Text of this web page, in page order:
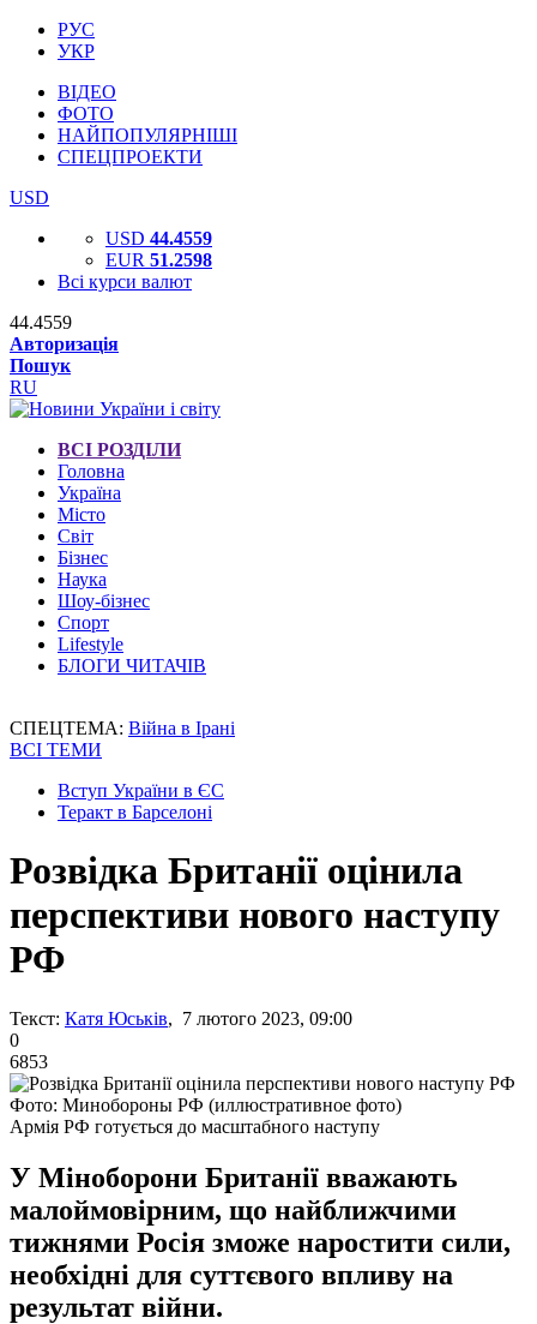
РУС
УКР
ВІДЕО
ФОТО
НАЙПОПУЛЯРНІШІ
СПЕЦПРОЕКТИ
USD
USD 44.4559
EUR 51.2598
Всі курси валют
44.4559
Авторизація
Пошук
RU
ВСІ РОЗДІЛИ
Головна
Україна
Місто
Світ
Бізнес
Наука
Шоу-бізнес
Спорт
Lifestyle
БЛОГИ ЧИТАЧІВ
СПЕЦТЕМА: Війна в Ірані
ВСІ ТЕМИ
Вступ України в ЄС
Теракт в Барселоні
Розвідка Британії оцінила
перспективи нового наступу
РФ
Текст: Катя Юськів, 7 лютого 2023, 09:00
0
6853
Фото: Минобороны РФ (иллюстративное фото)
Армія РФ готується до масштабного наступу
У Міноборони Британії вважають
малоймовірним, що найближчими
тижнями Росія зможе наростити сили,
необхідні для суттєвого впливу на
результат війни.